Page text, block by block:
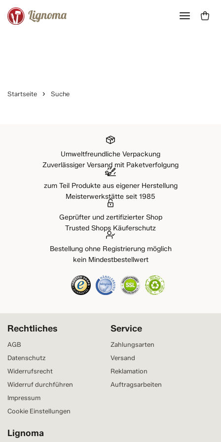
Startseite Suche
Umweltfreundliche Verpackung
Zuverlässiger Versand mit Paketverfolgung
zum Teil Produkte aus eigener Herstellung
Meisterwerkstätte seit 1985
Geprüfter und zertifizierter Shop
Trusted Shops Käuferschutz
Bestellung ohne Registrierung möglich
kein Mindestbestellwert
Service
Zahlungsarten
Versand
Reklamation
Auftragsarbeiten
Rechtliches
AGB
Datenschutz
Widerrufsrecht
Widerruf durchführen
Impressum
Cookie Einstellungen
Lignoma